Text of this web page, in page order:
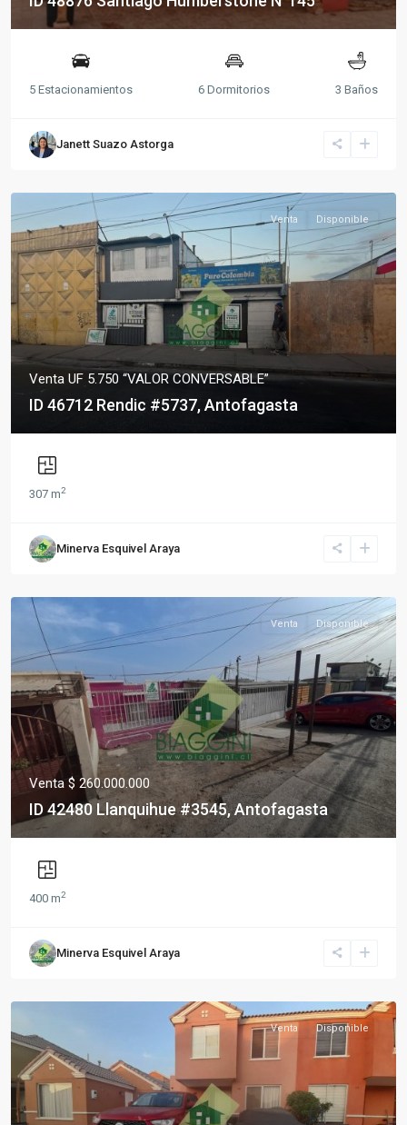
5 Estacionamientos 6 Dormitorios 3 Baños
Janett Suazo Astorga
Venta Disponible
Venta UF 5.750 “VALOR CONVERSABLE”
ID 46712 Rendic #5737, Antofagasta
307 m2
Minerva Esquivel Araya
Venta Disponible
Venta $ 260.000.000
ID 42480 Llanquihue #3545, Antofagasta
400 m2
Minerva Esquivel Araya
Venta Disponible